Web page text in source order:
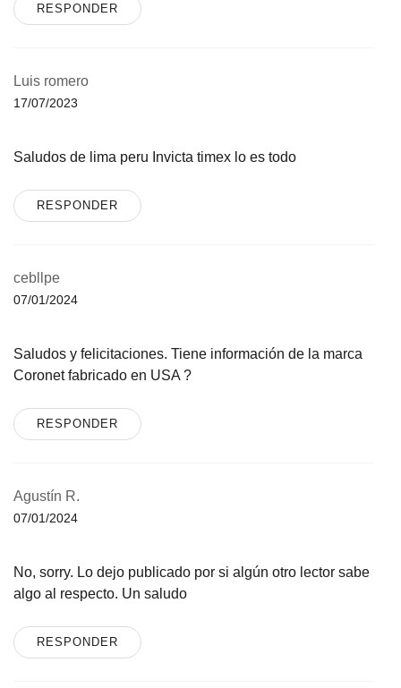
RESPONDER
Luis romero
17/07/2023
Saludos de lima peru Invicta timex lo es todo
RESPONDER
cebllpe
07/01/2024
Saludos y felicitaciones. Tiene información de la marca
Coronet fabricado en USA ?
RESPONDER
Agustín R.
07/01/2024
No, sorry. Lo dejo publicado por si algún otro lector sabe
algo al respecto. Un saludo
RESPONDER